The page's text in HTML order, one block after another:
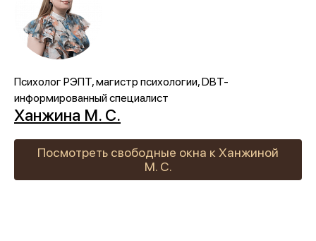
Психолог РЭПТ, магистр психологии, DBT-
информированный специалист
Ханжина М. С.
Посмотреть свободные окна к Ханжиной
М. С.